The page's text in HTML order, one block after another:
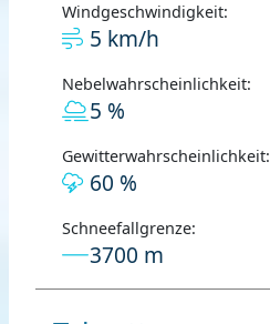
Windgeschwindigkeit:
5 km/h
Nebelwahrscheinlichkeit:
5 %
Gewitterwahrscheinlichkeit:
60 %
Schneefallgrenze:
3700 m